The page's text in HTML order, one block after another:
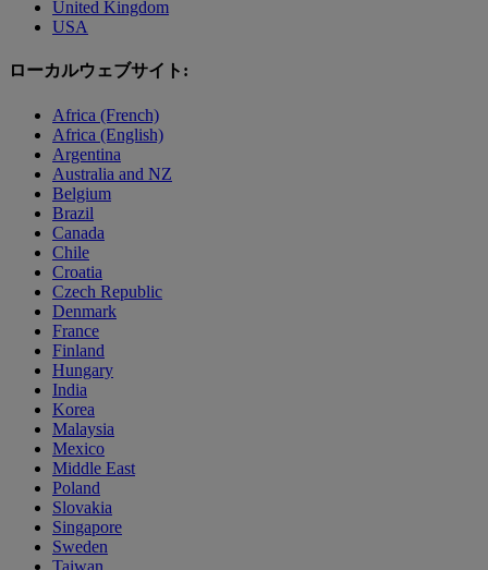
United Kingdom
USA
ローカルウェブサイト:
Africa (French)
Africa (English)
Argentina
Australia and NZ
Belgium
Brazil
Canada
Chile
Croatia
Czech Republic
Denmark
France
Finland
Hungary
India
Korea
Malaysia
Mexico
Middle East
Poland
Slovakia
Singapore
Sweden